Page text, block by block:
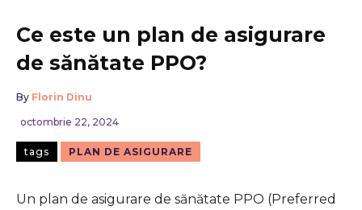
Ce este un plan de asigurare
de sănătate PPO?
By Florin Dinu
octombrie 22, 2024
tags PLAN DE ASIGURARE
Un plan de asigurare de sănătate PPO (Preferred